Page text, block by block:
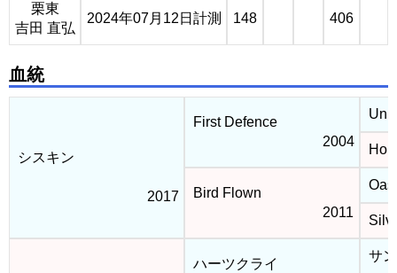
栗東
吉田 直弘
2024年07月12日計測 148 406
血統
シスキン
2017
First Defence
2004
Bird Flown
2011
ハーツクライ
サ